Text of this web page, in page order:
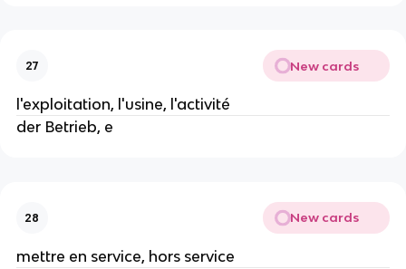
27 New cards
l'exploitation, l'usine, l'activité
der Betrieb, e
28 New cards
mettre en service, hors service